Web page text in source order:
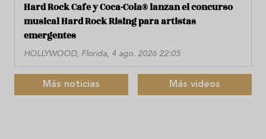
Hard Rock Cafe y Coca-Cola® lanzan el concurso
musical Hard Rock Rising para artistas
emergentes
HOLLYWOOD, Florida, 4 ago. 2026 22:05
Más noticias Más videos